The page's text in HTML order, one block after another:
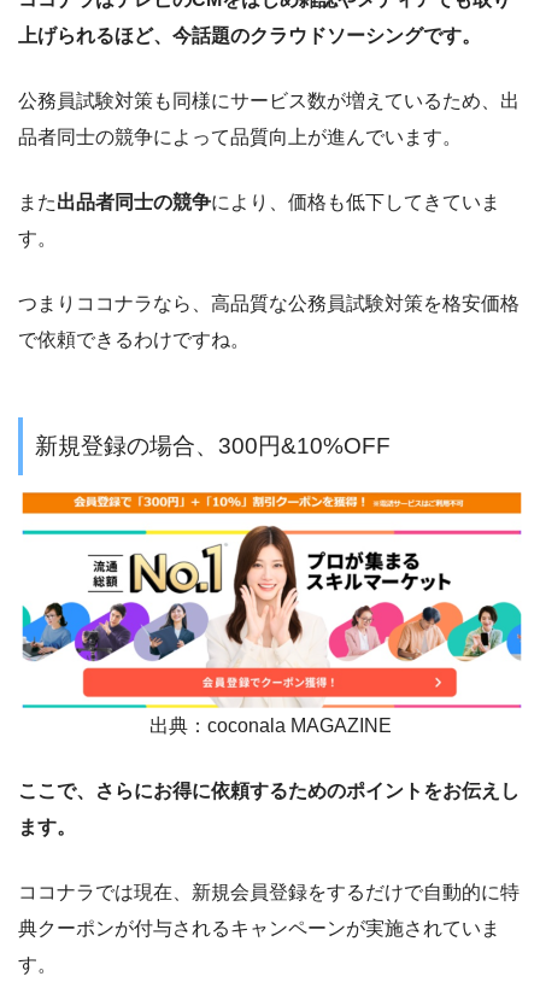
上げられるほど、今話題のクラウドソーシングです。
公務員試験対策も同様にサービス数が増えているため、出
品者同士の競争によって品質向上が進んでいます。
また出品者同士の競争により、価格も低下してきていま
す。
つまりココナラなら、高品質な公務員試験対策を格安価格
で依頼できるわけですね。
新規登録の場合、300円&10%OFF
出典：coconala MAGAZINE
ここで、さらにお得に依頼するためのポイントをお伝えし
ます。
ココナラでは現在、新規会員登録をするだけで自動的に特
典クーポンが付与されるキャンペーンが実施されていま
す。